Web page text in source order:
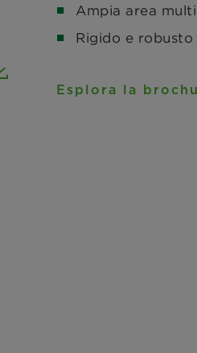
Ampia area
Rigido e robusto
Esplora la